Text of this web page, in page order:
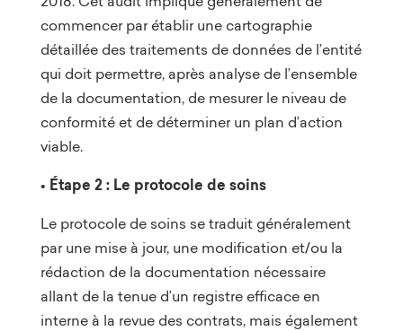
commencer par établir une cartographie
détaillée des traitements de données de l’entité
qui doit permettre, après analyse de l’ensemble
de la documentation, de mesurer le niveau de
conformité et de déterminer un plan d’action
viable.
• Étape 2 : Le protocole de soins
Le protocole de soins se traduit généralement
par une mise à jour, une modification et/ou la
rédaction de la documentation nécessaire
allant de la tenue d’un registre efficace en
interne à la revue des contrats, mais également